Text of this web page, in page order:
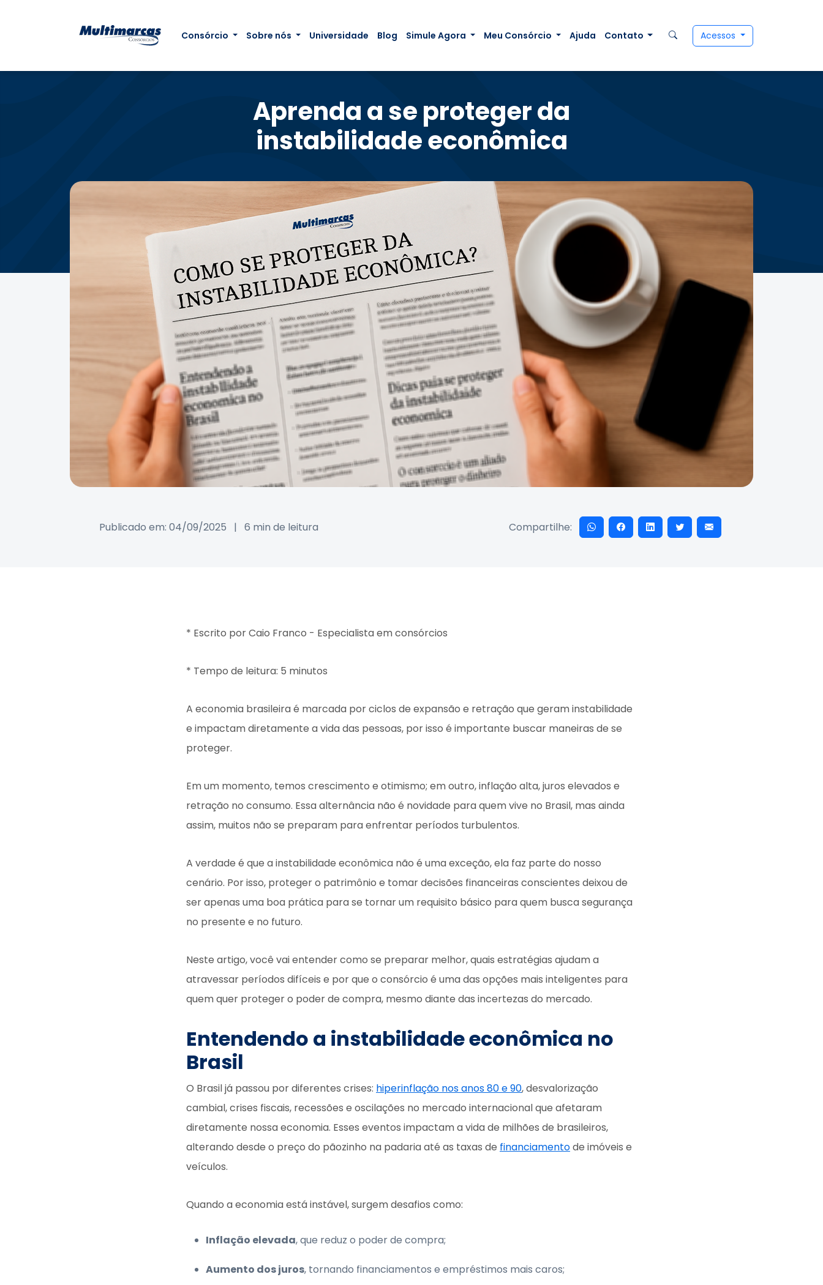
Consórcio Sobre nós Universidade Blog Simule Agora Meu Consórcio Ajuda Contato Acessos
Aprenda a se proteger da
instabilidade econômica
Publicado em: 04/09/2025 | 6 min de leitura Compartilhe:
* Escrito por Caio Franco - Especialista em consórcios
* Tempo de leitura: 5 minutos
A economia brasileira é marcada por ciclos de expansão e retração que geram instabilidade
e impactam diretamente a vida das pessoas, por isso é importante buscar maneiras de se
proteger.
Em um momento, temos crescimento e otimismo; em outro, inflação alta, juros elevados e
retração no consumo. Essa alternância não é novidade para quem vive no Brasil, mas ainda
assim, muitos não se preparam para enfrentar períodos turbulentos.
A verdade é que a instabilidade econômica não é uma exceção, ela faz parte do nosso
cenário. Por isso, proteger o patrimônio e tomar decisões financeiras conscientes deixou de
ser apenas uma boa prática para se tornar um requisito básico para quem busca segurança
no presente e no futuro.
Neste artigo, você vai entender como se preparar melhor, quais estratégias ajudam a
atravessar períodos difíceis e por que o consórcio é uma das opções mais inteligentes para
quem quer proteger o poder de compra, mesmo diante das incertezas do mercado.
Entendendo a instabilidade econômica no
Brasil
O Brasil já passou por diferentes crises: hiperinflação nos anos 80 e 90, desvalorização
cambial, crises fiscais, recessões e oscilações no mercado internacional que afetaram
diretamente nossa economia. Esses eventos impactam a vida de milhões de brasileiros,
alterando desde o preço do pãozinho na padaria até as taxas de financiamentode imóveis e
veículos.
Quando a economia está instável, surgem desafios como:
Inflação elevada, que reduz o poder de compra;
Aumento dos juros, tornando financiamentos e empréstimos mais caros;